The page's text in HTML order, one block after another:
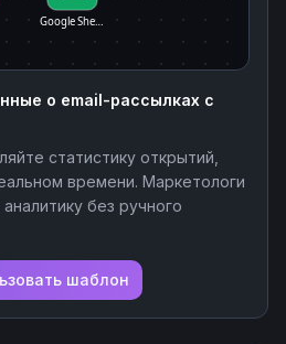
Google She…
о email-рассылках с
статистику открытий,
времени. Маркетологи
без ручного
шаблон